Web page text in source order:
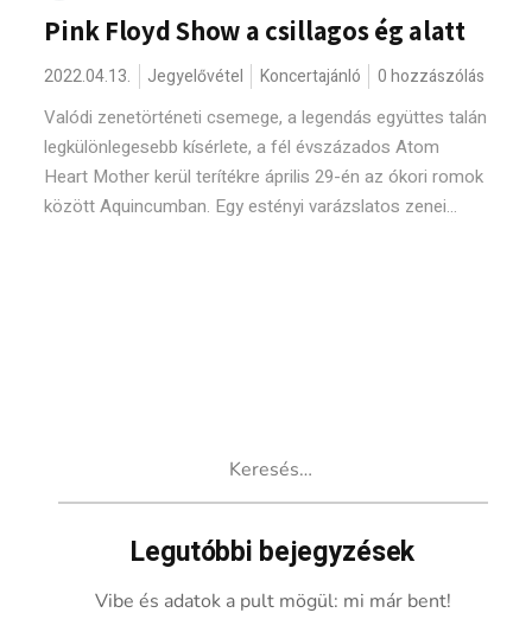
Pink Floyd Show a csillagos ég alatt
2022.04.13. Jegyelővétel Koncertajánló 0 hozzászólás
Valódi zenetörténeti csemege, a legendás együttes talán
legkülönlegesebb kísérlete, a fél évszázados Atom
Heart Mother kerül terítékre április 29-én az ókori romok
között Aquincumban. Egy estényi varázslatos zenei...
Legutóbbi bejegyzések
Vibe és adatok a pult mögül: mi már bent!